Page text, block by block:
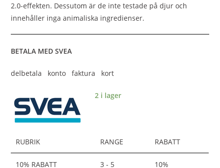
2.0-effekten. Dessutom är de inte testade på djur och
innehåller inga animaliska ingredienser.
BETALA MED SVEA
delbetala konto faktura kort
2 i lager
RUBRIK RANGE RABATT
10% RABATT 3 - 5 10%